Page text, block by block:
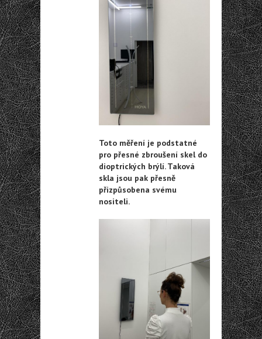
Toto měření je podstatné
pro přesné zbroušení skel do
dioptrických brýlí. Taková
skla jsou pak přesně
přizpůsobena svému
nositeli.